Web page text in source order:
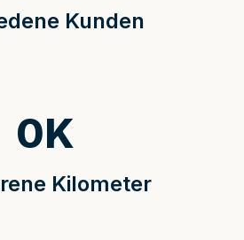
Kunden
Kilometer
0K